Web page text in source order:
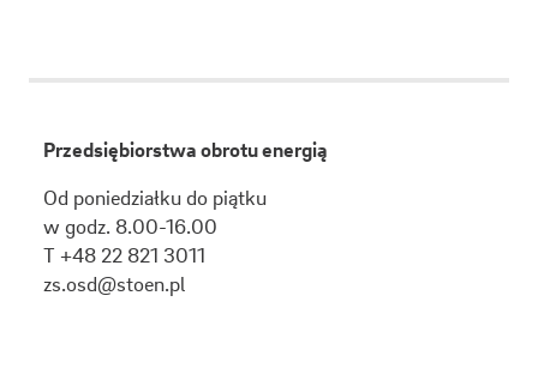
Przedsiębiorstwa obrotu energią
Od poniedziałku do piątku
w godz. 8.00-16.00
T +48 22 821 3011
zs.osd@stoen.pl